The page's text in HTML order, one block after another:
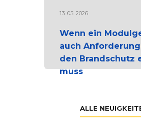
13. 05. 2026
Wenn ein
auch
den Brandschutz
muss
ALLE